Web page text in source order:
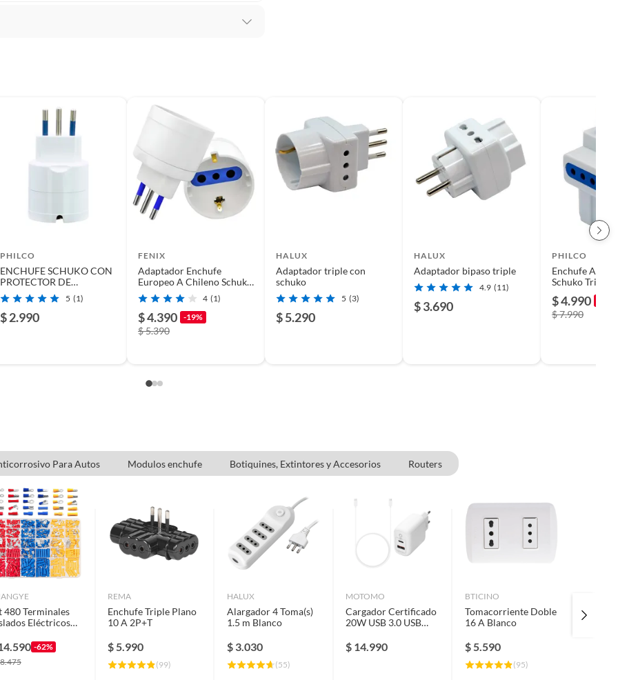
nuevo, certificado y garantizado por 6 meses.
con servicio FLEX a todo Santiago.
PHILCO
ENCHUFE SCHUKO CON
PROTECTOR DE
SOBRECARGA
5 (1)
$ 2.990
FENIX
Adaptador Enchufe
Europeo A Chileno Schuko
Certificado Sec 4 (1)
$ 4.390 -19%
$ 5.390
HALUX
Adaptador triple con
schuko
5 (3)
$ 5.290
HALUX
Adaptador bipaso triple
4.9 (11)
$ 3.690
PHILCO
Enchufe
Schuko Triple
$ 4.990
$ 7.990
Para Autos Modulos enchufe Botiquines, Extintores y Accesorios Routers
480 Terminales
Eléctricos
-62%
REMA
Enchufe Triple Plano
10 A 2P+T
$ 5.990
(99)
HALUX
Alargador 4 Toma(s)
1.5 m Blanco
$ 3.030
(55)
MOTOMO
Cargador Certificado
20W USB 3.0 USB
Tipo C a Tipo C
$ 14.990
BTICINO
Tomacorriente Doble
16 A Blanco
$ 5.590
(95)
10/16A